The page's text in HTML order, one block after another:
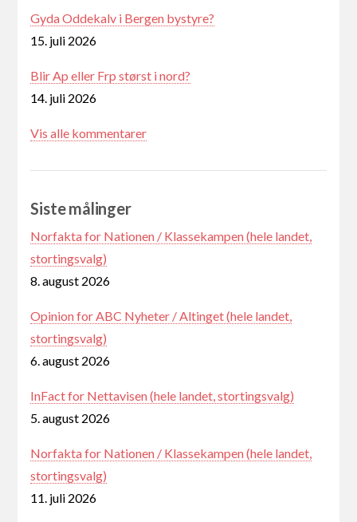
Gyda Oddekalv i Bergen bystyre?
15. juli 2026
Blir Ap eller Frp størst i nord?
14. juli 2026
Vis alle kommentarer
Siste målinger
Norfakta for Nationen / Klassekampen (hele landet,
stortingsvalg)
8. august 2026
Opinion for ABC Nyheter / Altinget (hele landet,
stortingsvalg)
6. august 2026
InFact for Nettavisen (hele landet, stortingsvalg)
5. august 2026
Norfakta for Nationen / Klassekampen (hele landet,
stortingsvalg)
11. juli 2026